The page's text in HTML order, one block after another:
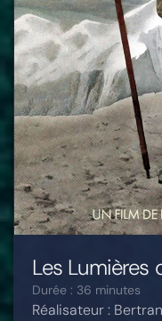
Les Lumières
Durée : 36 minutes
Réalisateur :